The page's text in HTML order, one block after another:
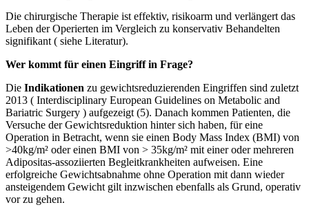
Die chirurgische Therapie ist effektiv, risikoarm und verlängert das
Leben der Operierten im Vergleich zu konservativ Behandelten
signifikant ( siehe Literatur).
Wer kommt für einen Eingriff in Frage?
Die Indikationen zu gewichtsreduzierenden Eingriffen sind zuletzt
2013 ( Interdisciplinary European Guidelines on Metabolic and
Bariatric Surgery ) aufgezeigt (5). Danach kommen Patienten, die
Versuche der Gewichtsreduktion hinter sich haben, für eine
Operation in Betracht, wenn sie einen Body Mass Index (BMI) von
>40kg/m² oder einen BMI von > 35kg/m² mit einer oder mehreren
Adipositas-assoziierten Begleitkrankheiten aufweisen. Eine
erfolgreiche Gewichtsabnahme ohne Operation mit dann wieder
ansteigendem Gewicht gilt inzwischen ebenfalls als Grund, operativ
vor zu gehen.